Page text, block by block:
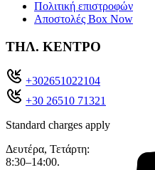
Πολιτική επιστροφών
Αποστολές Box Now
ΤΗΛ. ΚΕΝΤΡΟ
+302651022104
+30 26510 71321
Standard charges apply
Δευτέρα, Τετάρτη:
8:30–14:00.